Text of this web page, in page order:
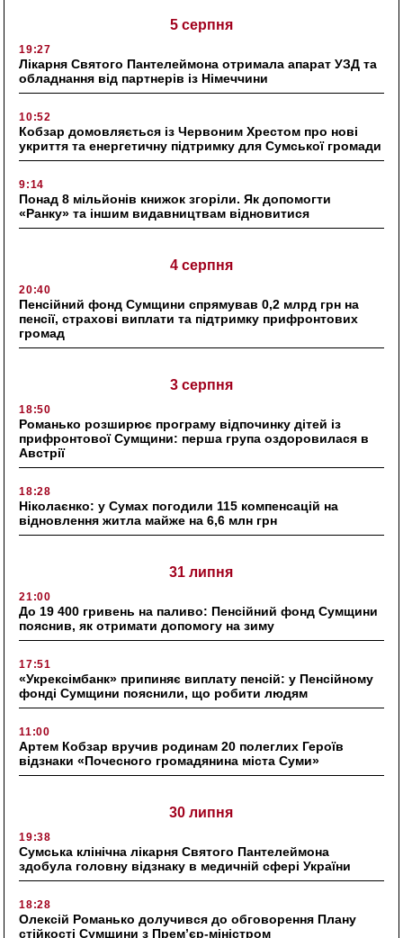
5 серпня
19:27
Лікарня Святого Пантелеймона отримала апарат УЗД та
обладнання від партнерів із Німеччини
10:52
Кобзар домовляється із Червоним Хрестом про нові
укриття та енергетичну підтримку для Сумської громади
9:14
Понад 8 мільйонів книжок згоріли. Як допомогти
«Ранку» та іншим видавництвам відновитися
4 серпня
20:40
Пенсійний фонд Сумщини спрямував 0,2 млрд грн на
пенсії, страхові виплати та підтримку прифронтових
громад
3 серпня
18:50
Романько розширює програму відпочинку дітей із
прифронтової Сумщини: перша група оздоровилася в
Австрії
18:28
Ніколаєнко: у Сумах погодили 115 компенсацій на
відновлення житла майже на 6,6 млн грн
31 липня
21:00
До 19 400 гривень на паливо: Пенсійний фонд Сумщини
пояснив, як отримати допомогу на зиму
17:51
«Укрексімбанк» припиняє виплату пенсій: у Пенсійному
фонді Сумщини пояснили, що робити людям
11:00
Артем Кобзар вручив родинам 20 полеглих Героїв
відзнаки «Почесного громадянина міста Суми»
30 липня
19:38
Сумська клінічна лікарня Святого Пантелеймона
здобула головну відзнаку в медичній сфері України
18:28
Олексій Романько долучився до обговорення Плану
стійкості Сумщини з Прем’єр-міністром